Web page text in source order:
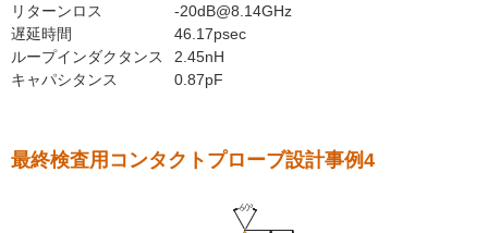
リターンロス
-20dB@8.14GHz
遅延時間
46.17psec
ループインダクタンス
2.45nH
キャパシタンス
0.87pF
最終検査用コンタクトプローブ設計事例4